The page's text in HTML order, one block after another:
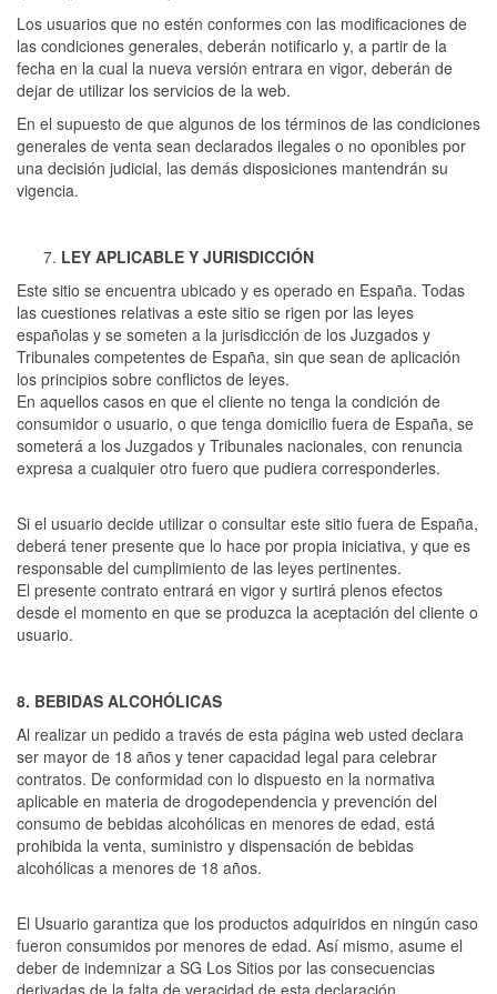
Los usuarios que no estén conformes con las modificaciones de
las condiciones generales, deberán notificarlo y, a partir de la
fecha en la cual la nueva versión entrara en vigor, deberán de
dejar de utilizar los servicios de la web.
En el supuesto de que algunos de los términos de las condiciones
generales de venta sean declarados ilegales o no oponibles por
una decisión judicial, las demás disposiciones mantendrán su
vigencia.
LEY APLICABLE Y JURISDICCIÓN
Este sitio se encuentra ubicado y es operado en España. Todas
las cuestiones relativas a este sitio se rigen por las leyes
españolas y se someten a la jurisdicción de los Juzgados y
Tribunales competentes de España, sin que sean de aplicación
los principios sobre conflictos de leyes.
En aquellos casos en que el cliente no tenga la condición de
consumidor o usuario, o que tenga domicilio fuera de España, se
someterá a los Juzgados y Tribunales nacionales, con renuncia
expresa a cualquier otro fuero que pudiera corresponderles.
Si el usuario decide utilizar o consultar este sitio fuera de España,
deberá tener presente que lo hace por propia iniciativa, y que es
responsable del cumplimiento de las leyes pertinentes.
El presente contrato entrará en vigor y surtirá plenos efectos
desde el momento en que se produzca la aceptación del cliente o
usuario.
8. BEBIDAS ALCOHÓLICAS
Al realizar un pedido a través de esta página web usted declara
ser mayor de 18 años y tener capacidad legal para celebrar
contratos. De conformidad con lo dispuesto en la normativa
aplicable en materia de drogodependencia y prevención del
consumo de bebidas alcohólicas en menores de edad, está
prohibida la venta, suministro y dispensación de bebidas
alcohólicas a menores de 18 años.
El Usuario garantiza que los productos adquiridos en ningún caso
fueron consumidos por menores de edad. Así mismo, asume el
deber de indemnizar a SG Los Sitios por las consecuencias
derivadas de la falta de veracidad de esta declaración.